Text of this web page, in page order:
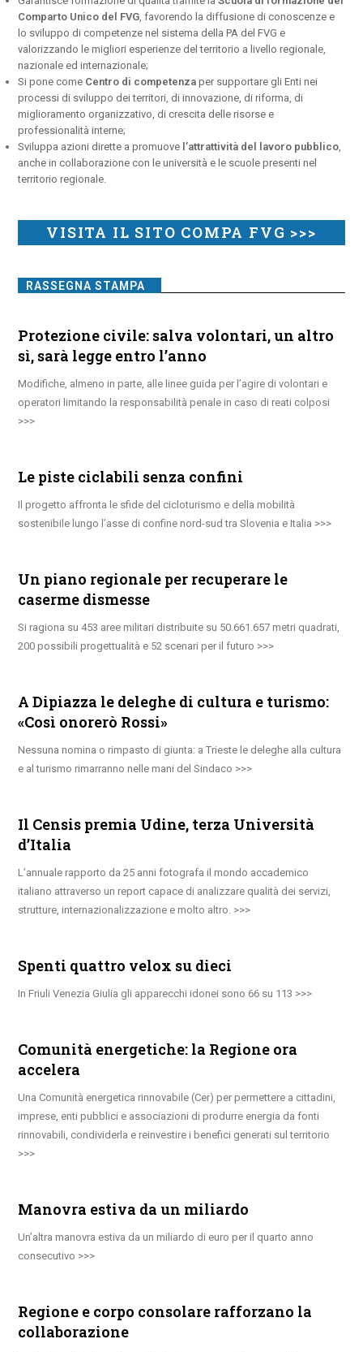
Comparto Unico del FVG , favorendo la diffusione di conoscenze e
lo sviluppo di competenze nel sistema della PA del FVG e
valorizzando le migliori esperienze del territorio a livello regionale,
nazionale ed internazionale;
Si pone come Centro di competenza per supportare gli Enti nei
processi di sviluppo dei territori, di innovazione, di riforma, di
miglioramento organizzativo, di crescita delle risorse e
professionalità interne;
Sviluppa azioni dirette a promuove l’attrattività del lavoro pubblico
anche in collaborazione con le università e le scuole presenti nel
territorio regionale.
VISITA IL SITO COMPA FVG >>>
RASSEGNA STAMPA
Protezione civile: salva volontari, un altro
sì, sarà legge entro l’anno
Modifiche, almeno in parte, alle linee guida per l’agire di volontari e
operatori limitando la responsabilità penale in caso di reati colposi
Le piste ciclabili senza confini
Il progetto affronta le sfide del cicloturismo e della mobilità
sostenibile lungo l’asse di confine nord-sud tra Slovenia e Italia
Un piano regionale per recuperare le
caserme dismesse
Si ragiona su 453 aree militari distribuite su 50.661.657 metri quadrati,
200 possibili progettualità e 52 scenari per il futuro
A Dipiazza le deleghe di cultura e turismo:
«Così onorerò Rossi»
Nessuna nomina o rimpasto di giunta: a Trieste le deleghe alla cultura
e al turismo rimarranno nelle mani del Sindaco
Il Censis premia Udine, terza Università
d’Italia
L’annuale rapporto da 25 anni fotografa il mondo accademico
italiano attraverso un report capace di analizzare qualità dei servizi,
strutture, internazionalizzazione e molto altro.
Spenti quattro velox su dieci
In Friuli Venezia Giulia gli apparecchi idonei sono 66 su 113
Comunità energetiche: la Regione ora
accelera
Una Comunità energetica rinnovabile (Cer) per permettere a cittadini,
imprese, enti pubblici e associazioni di produrre energia da fonti
rinnovabili, condividerla e reinvestire i benefici generati sul territorio
Manovra estiva da un miliardo
Un’altra manovra estiva da un miliardo di euro per il quarto anno
consecutivo
Regione e corpo consolare rafforzano la
collaborazione